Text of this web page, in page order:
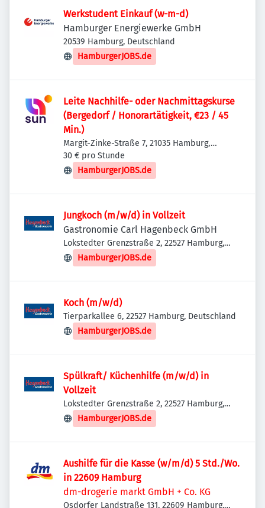
Werkstudent Einkauf (w-m-d)
Hamburger Energiewerke GmbH
20539 Hamburg, Deutschland
HamburgerJOBS.de
Leite Nachhilfe- oder Nachmittagskurse
(Bergedorf / Honorartätigkeit, €23 / 45
Min.)
Margit-Zinke-Straße 7, 21035 Hamburg,
Deutschland
30 € pro Stunde
HamburgerJOBS.de
Jungkoch (m/w/d) in Vollzeit
Gastronomie Carl Hagenbeck GmbH
Lokstedter Grenzstraße 2, 22527 Hamburg,
Deutschland
HamburgerJOBS.de
Koch (m/w/d)
Tierparkallee 6, 22527 Hamburg, Deutschland
HamburgerJOBS.de
Spülkraft/ Küchenhilfe (m/w/d) in
Vollzeit
Lokstedter Grenzstraße 2, 22527 Hamburg,
Deutschland
HamburgerJOBS.de
Aushilfe für die Kasse (w/m/d) 5 Std./Wo.
in 22609 Hamburg
dm-drogerie markt GmbH + Co. KG
Osdorfer Landstraße 131, 22609 Hamburg,